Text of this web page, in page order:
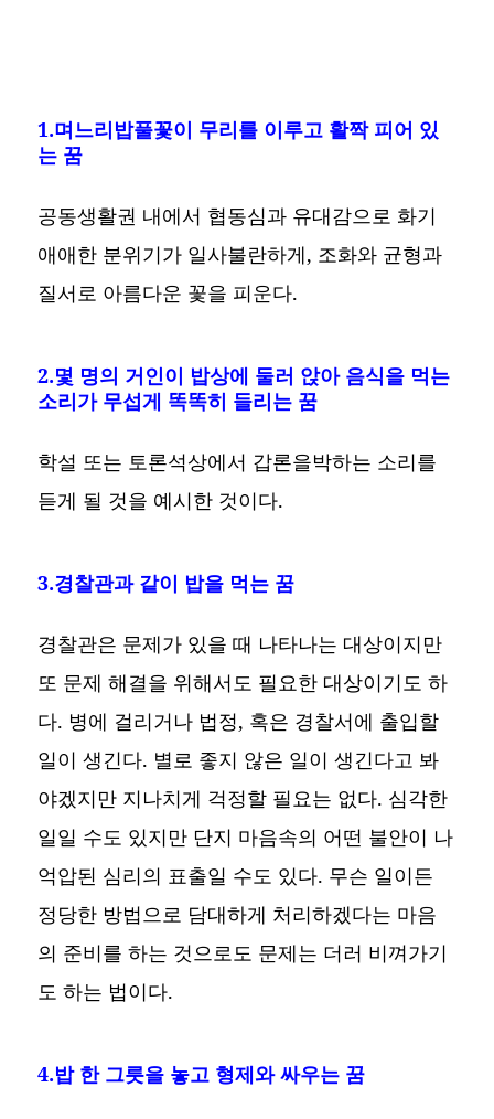
1.며느리밥풀꽃이 무리를 이루고 활짝 피어 있
는 꿈
공동생활권 내에서 협동심과 유대감으로 화기
애애한 분위기가 일사불란하게, 조화와 균형과
질서로 아름다운 꽃을 피운다.
2.몇 명의 거인이 밥상에 둘러 앉아 음식을 먹는
소리가 무섭게 똑똑히 들리는 꿈
학설 또는 토론석상에서 갑론을박하는 소리를
듣게 될 것을 예시한 것이다.
3.경찰관과 같이 밥을 먹는 꿈
경찰관은 문제가 있을 때 나타나는 대상이지만
또 문제 해결을 위해서도 필요한 대상이기도 하
다. 병에 걸리거나 법정, 혹은 경찰서에 출입할
일이 생긴다. 별로 좋지 않은 일이 생긴다고 봐
야겠지만 지나치게 걱정할 필요는 없다. 심각한
일일 수도 있지만 단지 마음속의 어떤 불안이 나
억압된 심리의 표출일 수도 있다. 무슨 일이든
정당한 방법으로 담대하게 처리하겠다는 마음
의 준비를 하는 것으로도 문제는 더러 비껴가기
도 하는 법이다.
4.밥 한 그릇을 놓고 형제와 싸우는 꿈